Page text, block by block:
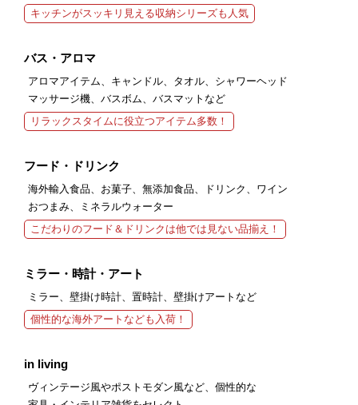
キッチンがスッキリ見える収納シリーズも人気
バス・アロマ
アロマアイテム、キャンドル、タオル、シャワーヘッド
マッサージ機、バスボム、バスマットなど
リラックスタイムに役立つアイテム多数！
フード・ドリンク
海外輸入食品、お菓子、無添加食品、ドリンク、ワイン
おつまみ、ミネラルウォーター
こだわりのフード＆ドリンクは他では見ない品揃え！
ミラー・時計・アート
ミラー、壁掛け時計、置時計、壁掛けアートなど
個性的な海外アートなども入荷！
in living
ヴィンテージ風やポストモダン風など、個性的な